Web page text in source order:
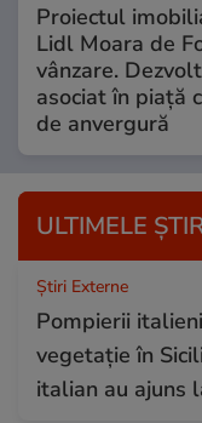
Proiectul
Lidl Moara de
vânzare.
asociat în piață
de anvergură
ULTIMELE
Știri Externe
Pompierii
vegetație în
italian au ajuns